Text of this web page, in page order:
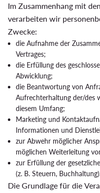
Im Zusammenhang mit
verarbeiten wir
Zwecke:
die Aufnahme der
Vertrages;
die Erfüllung des
Abwicklung;
die Beantwortung von
Aufrechterhaltung der/des
diesem Umfang;
Marketing und
Informationen und
zur Abwehr möglicher
möglichen Weiterleitung
zur Erfüllung der
(z. B. Steuern,
Die Grundlage für die